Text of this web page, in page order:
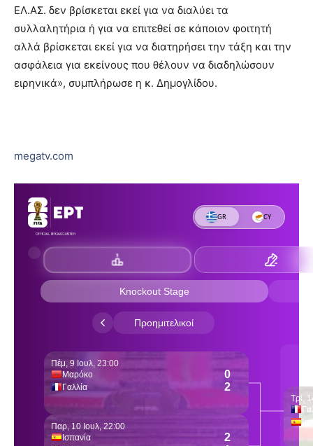
ΕΛ.ΑΣ. δεν βρίσκεται εκεί για να διαλύει τα
συλλαλητήρια ή για να επιτεθεί σε κάποιον φοιτητή
αλλά βρίσκεται εκεί για να διατηρήσει την τάξη και την
ασφάλεια για εκείνους που θέλουν να διαδηλώσουν
ειρηνικά», συμπλήρωσε η κ. Δημογλίδου.
megatv.com